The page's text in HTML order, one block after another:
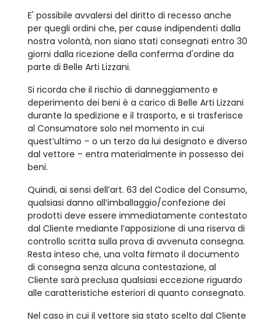
E' possibile avvalersi del diritto di recesso anche
per quegli ordini che, per cause indipendenti dalla
nostra volontà, non siano stati consegnati entro 30
giorni dalla ricezione della conferma d'ordine da
parte di Belle Arti Lizzani.
Si ricorda che il rischio di danneggiamento e
deperimento dei beni è a carico di Belle Arti Lizzani
durante la spedizione e il trasporto, e si trasferisce
al Consumatore solo nel momento in cui
quest’ultimo – o un terzo da lui designato e diverso
dal vettore – entra materialmente in possesso dei
beni.
Quindi, ai sensi dell’art. 63 del Codice del Consumo,
qualsiasi danno all’imballaggio/confezione dei
prodotti deve essere immediatamente contestato
dal Cliente mediante l’apposizione di una riserva di
controllo scritta sulla prova di avvenuta consegna.
Resta inteso che, una volta firmato il documento
di consegna senza alcuna contestazione, al
Cliente sarà preclusa qualsiasi eccezione riguardo
alle caratteristiche esteriori di quanto consegnato.
Nel caso in cui il vettore sia stato scelto dal Cliente